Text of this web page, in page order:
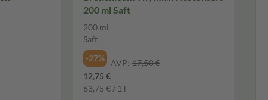
200 ml Saft
200 ml
Saft
-27%
AVP: 17,50 €
12,75 €
63,75 € / 1 l